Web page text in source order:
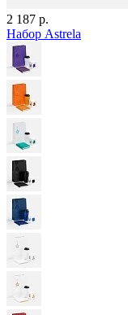
2 187 р.
Набор Astrela